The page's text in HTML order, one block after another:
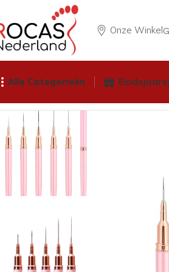
Onze Winkel
Alle Categorieën